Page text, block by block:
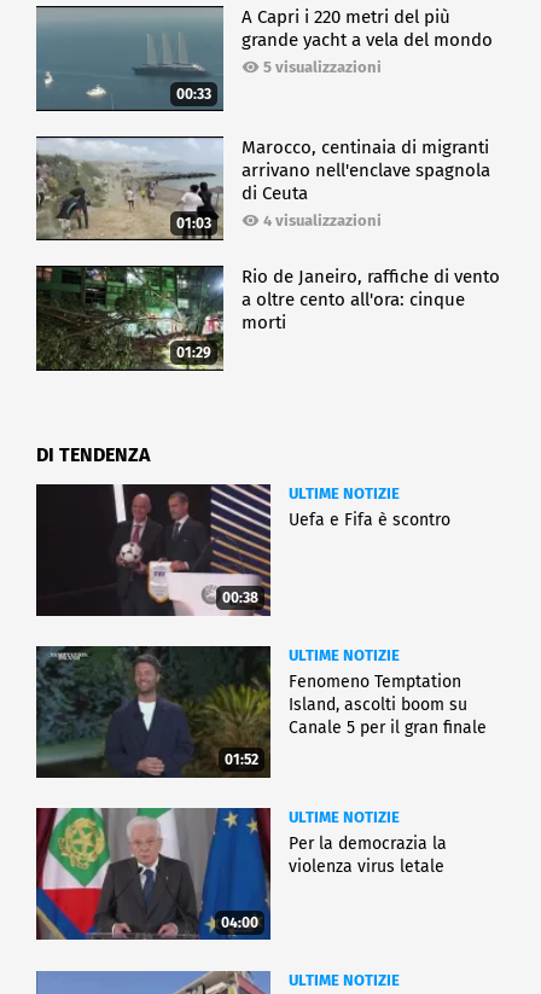
00:33
A Capri i 220 metri del più
grande yacht a vela del mondo
5 visualizzazioni
01:03
Marocco, centinaia di migranti
arrivano nell'enclave spagnola
di Ceuta
4 visualizzazioni
01:29
Rio de Janeiro, raffiche di vento
a oltre cento all'ora: cinque
morti
DI TENDENZA
00:38
ULTIME NOTIZIE
Uefa e Fifa è scontro
01:52
ULTIME NOTIZIE
Fenomeno Temptation
Island, ascolti boom su
Canale 5 per il gran finale
04:00
ULTIME NOTIZIE
Per la democrazia la
violenza virus letale
ULTIME NOTIZIE